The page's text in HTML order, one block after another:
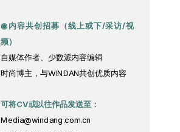
◉内容共创招募（线上或下/采访/视
频）
自媒体作者、少数派内容编辑
时尚博主，与WINDAN共创优质内容
可将CV或以往作品发送至：
Media@windang.com.cn